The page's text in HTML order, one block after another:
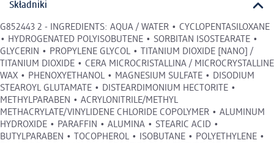
Składniki
G852443 2 - INGREDIENTS: AQUA / WATER • CYCLOPENTASILOXANE
• HYDROGENATED POLYISOBUTENE • SORBITAN ISOSTEARATE •
GLYCERIN • PROPYLENE GLYCOL • TITANIUM DIOXIDE [NANO] /
TITANIUM DIOXIDE • CERA MICROCRISTALLINA / MICROCRYSTALLINE
WAX • PHENOXYETHANOL • MAGNESIUM SULFATE • DISODIUM
STEAROYL GLUTAMATE • DISTEARDIMONIUM HECTORITE •
METHYLPARABEN • ACRYLONITRILE/METHYL
METHACRYLATE/VINYLIDENE CHLORIDE COPOLYMER • ALUMINUM
HYDROXIDE • PARAFFIN • ALUMINA • STEARIC ACID •
BUTYLPARABEN • TOCOPHEROL • ISOBUTANE • POLYETHYLENE •